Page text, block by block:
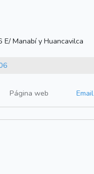
Manabí y Huancavilca
Página web Email